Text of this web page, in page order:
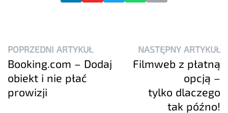
POPRZEDNI ARTYKUŁ
Booking.com – Dodaj
obiekt i nie płać
prowizji
NASTĘPNY ARTYKUŁ
Filmweb z płatną
opcją –
tylko dlaczego
tak późno!